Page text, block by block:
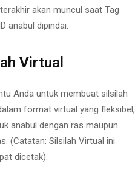
akan muncul saat Tag
anabul dipindai.
Virtual
Anda untuk membuat silsilah
format virtual yang fleksibel,
anabul dengan ras maupun
(Catatan: Silsilah Virtual ini
dicetak).